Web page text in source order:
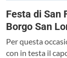
Festa di San
Borgo San
Per questa
con in testa il